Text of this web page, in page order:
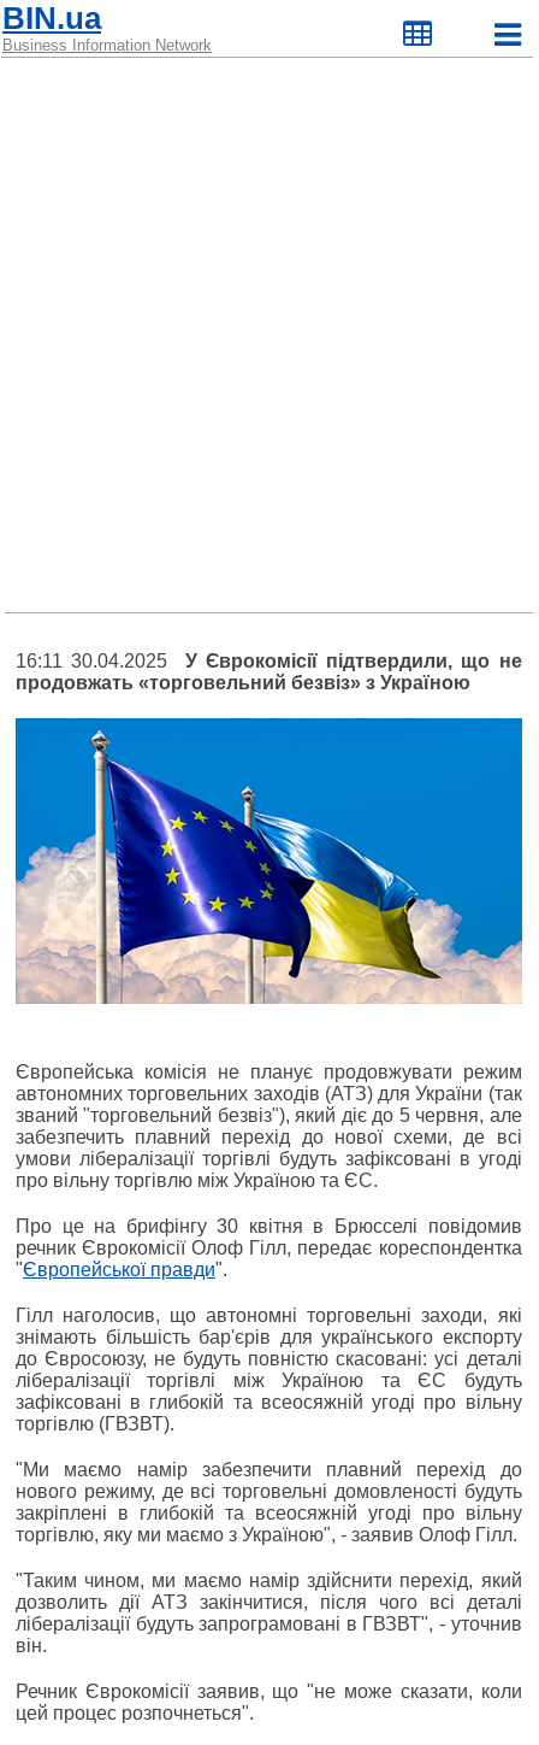
BIN.ua
Business Information Network
16:11 30.04.2025 У Єврокомісії підтвердили, що не
продовжать «торговельний безвіз» з Україною
Європейська комісія не планує продовжувати режим
автономних торговельних заходів (АТЗ) для України (так
званий "торговельний безвіз"), який діє до 5 червня, але
забезпечить плавний перехід до нової схеми, де всі
умови лібералізації торгівлі будуть зафіксовані в угоді
про вільну торгівлю між Україною та ЄС.
Про це на брифінгу 30 квітня в Брюсселі повідомив
речник Єврокомісії Олоф Гілл, передає кореспондентка
"Європейської правди".
Гілл наголосив, що автономні торговельні заходи, які
знімають більшість бар'єрів для українського експорту
до Євросоюзу, не будуть повністю скасовані: усі деталі
лібералізації торгівлі між Україною та ЄС будуть
зафіксовані в глибокій та всеосяжній угоді про вільну
торгівлю (ГВЗВТ).
"Ми маємо намір забезпечити плавний перехід до
нового режиму, де всі торговельні домовленості будуть
закріплені в глибокій та всеосяжній угоді про вільну
торгівлю, яку ми маємо з Україною", - заявив Олоф Гілл.
"Таким чином, ми маємо намір здійснити перехід, який
дозволить дії АТЗ закінчитися, після чого всі деталі
лібералізації будуть запрограмовані в ГВЗВТ", - уточнив
він.
Речник Єврокомісії заявив, що "не може сказати, коли
цей процес розпочнеться".